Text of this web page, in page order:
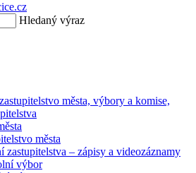
Hledaný výraz
města, výbory a komise,
města
zastupitelstva – zápisy a videozáznamy
výbor